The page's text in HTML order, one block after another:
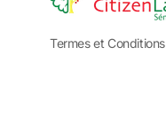
Termes et Conditions